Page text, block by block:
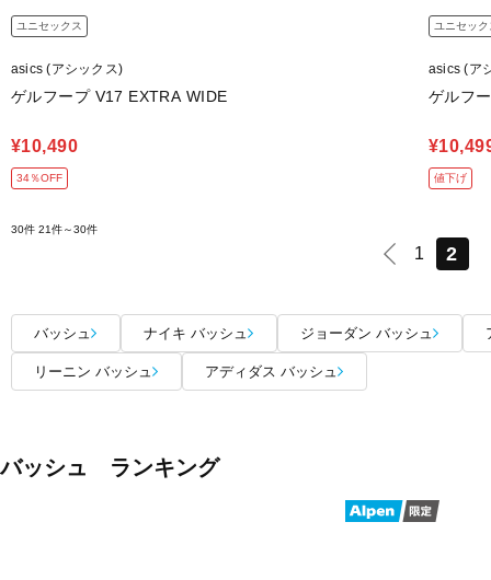
ユニセックス
asics (アシックス)
ゲルフープ V17 EXTRA WIDE
¥10,490
34％OFF
ユニセック
asics (ア
ゲルフ
値下げ
30件 21件～30件
1 2
バッシュ ナイキ バッシュ ジョーダン バッシュ
リーニン バッシュ アディダス バッシュ
バッシュ ランキング